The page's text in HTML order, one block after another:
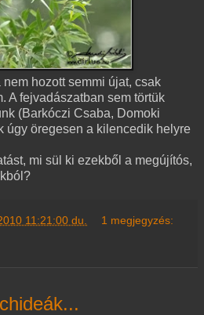
hozott semmi újat, csak
A fejvadászatban sem törtük
(Barkóczi Csaba, Domoki
úgy öregesen a kilencedik helyre
mi sül ki ezekből a megújítós,
11:21:00 du. 1 megjegyzés: